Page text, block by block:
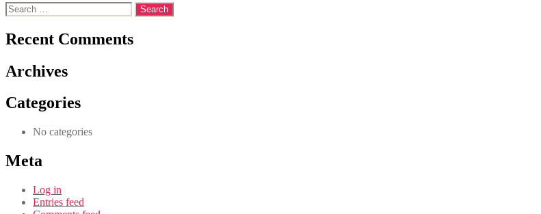
Search
for:
Recent Comments
Archives
Categories
No categories
Meta
Log in
Entries feed